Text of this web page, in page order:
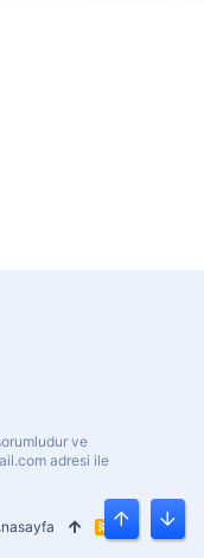
S
ve
adresi ile
Üst Alt